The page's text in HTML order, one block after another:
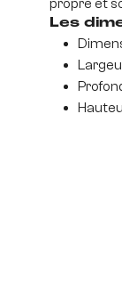
propre et
Les